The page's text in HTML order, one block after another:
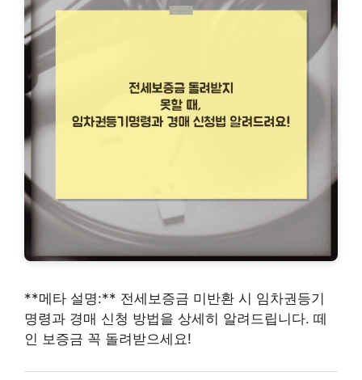
**메타 설명:** 전세보증금 미반환 시 임차권등기
명령과 경매 신청 방법을 상세히 알려드립니다. 떼
인 보증금 꼭 돌려받으세요!